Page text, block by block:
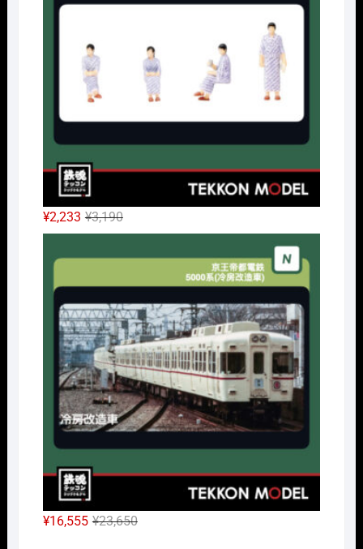
¥3,850
た。
は
す。
¥3,190元
の
価
¥3,190
で
し
た。
¥2,233
現
在
の
は
¥2,233
で
す。
¥23,650元
¥16,555
現